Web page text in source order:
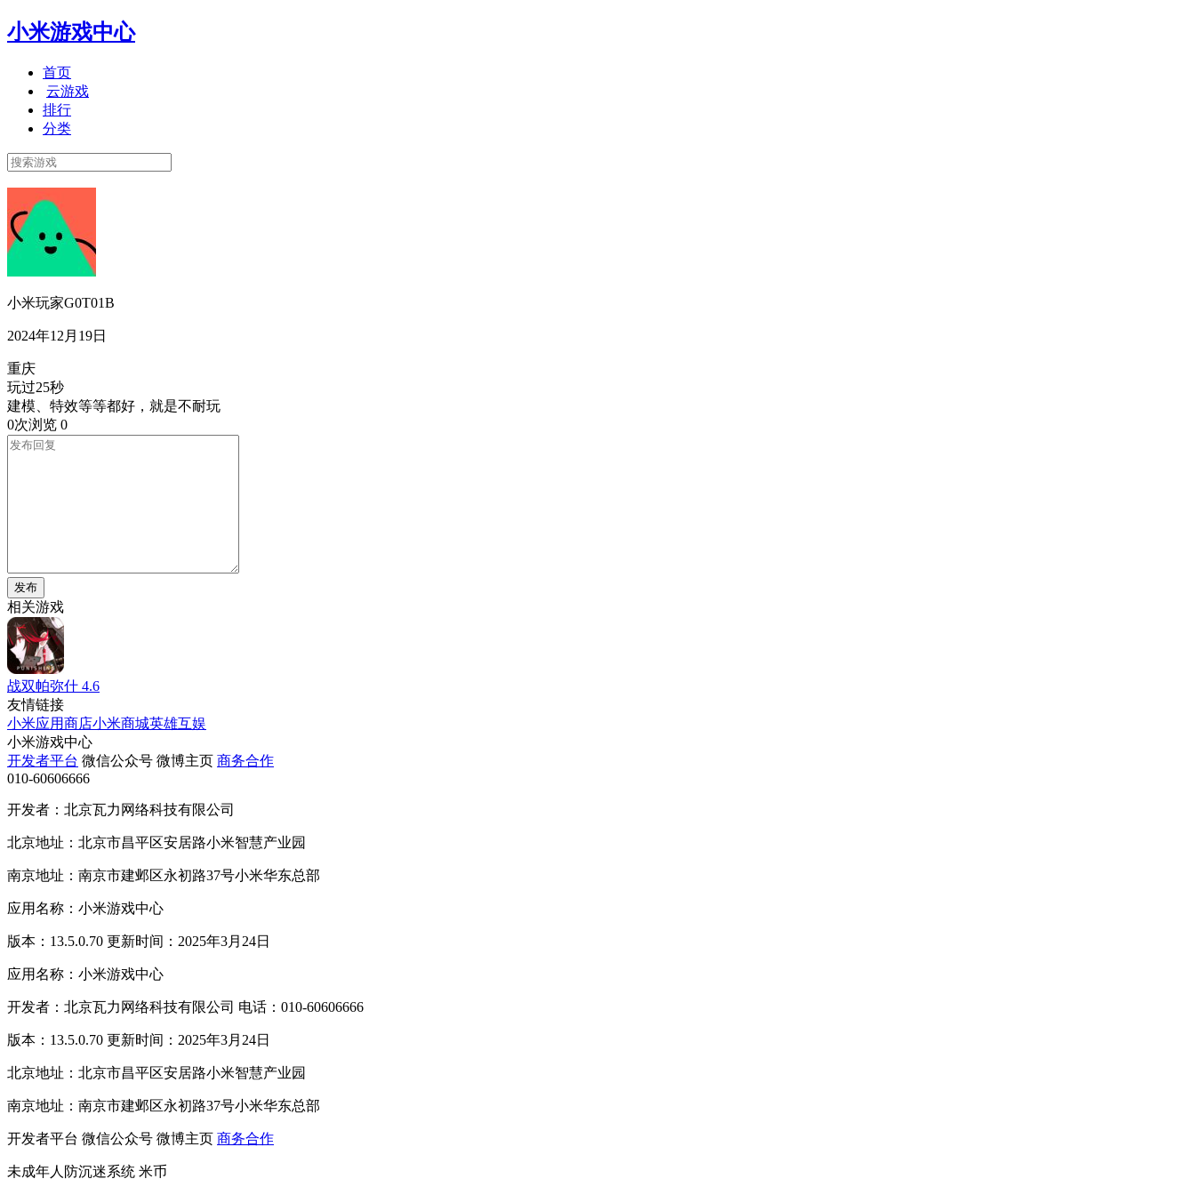
小米游戏中心
首页
云游戏
排行
分类
小米玩家G0T01B
2024年12月19日
重庆
玩过25秒
建模、特效等等都好，就是不耐玩
0次浏览 0
发布
相关游戏
战双帕弥什 4.6
友情链接
小米应用商店小米商城英雄互娱
小米游戏中心
开发者平台 微信公众号 微博主页 商务合作
010-60606666
开发者：北京瓦力网络科技有限公司
北京地址：北京市昌平区安居路小米智慧产业园
南京地址：南京市建邺区永初路37号小米华东总部
应用名称：小米游戏中心
版本：13.5.0.70 更新时间：2025年3月24日
应用名称：小米游戏中心
开发者：北京瓦力网络科技有限公司 电话：010-60606666
版本：13.5.0.70 更新时间：2025年3月24日
北京地址：北京市昌平区安居路小米智慧产业园
南京地址：南京市建邺区永初路37号小米华东总部
开发者平台 微信公众号 微博主页 商务合作
未成年人防沉迷系统 米币